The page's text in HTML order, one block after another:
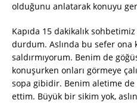
olduğunu anlatarak konuyu
Kapıda 15 dakikalık
durdum. Aslında bu sefer ona
saldırmıyorum. Benim de
konuşurken onları görmeye
sopa gibidir. Benim aletime de
ettim. Büyük bir sikim yok,